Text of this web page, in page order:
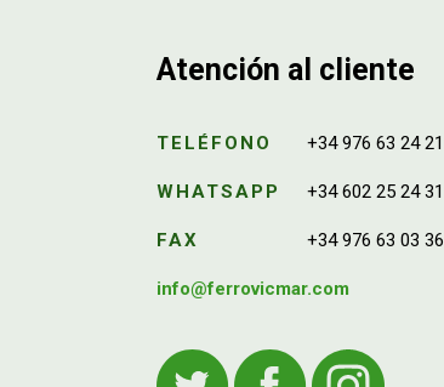
Atención al cliente
TELÉFONO +34 976 63 24 21
WHATSAPP +34 602 25 24 31
FAX +34 976 63 03 36
info@ferrovicmar.com